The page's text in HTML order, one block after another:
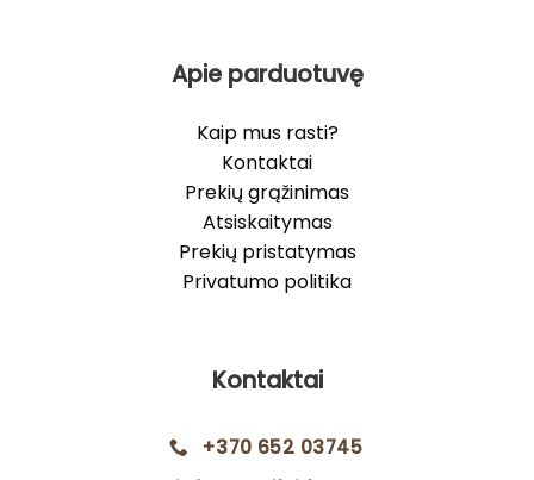
Apie parduotuvę
Kaip mus rasti?
Kontaktai
Prekių grąžinimas
Atsiskaitymas
Prekių pristatymas
Privatumo politika
Kontaktai
+370 652 03745